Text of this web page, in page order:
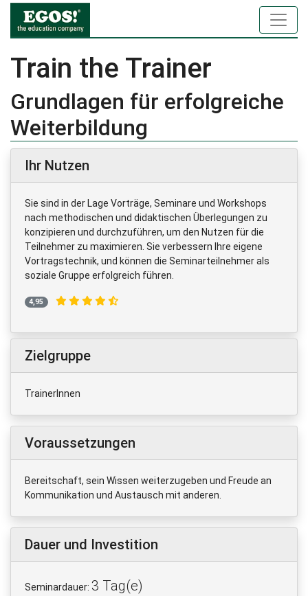
Train the Trainer
Grundlagen für erfolgreiche
Weiterbildung
Ihr Nutzen
Sie sind in der Lage Vorträge, Seminare und Workshops
nach methodischen und didaktischen Überlegungen zu
konzipieren und durchzuführen, um den Nutzen für die
Teilnehmer zu maximieren. Sie verbessern Ihre eigene
Vortragstechnik, und können die Seminarteilnehmer als
soziale Gruppe erfolgreich führen.
4,95
Zielgruppe
TrainerInnen
Voraussetzungen
Bereitschaft, sein Wissen weiterzugeben und Freude an
Kommunikation und Austausch mit anderen.
Dauer und Investition
Seminardauer: 3 Tag(e)